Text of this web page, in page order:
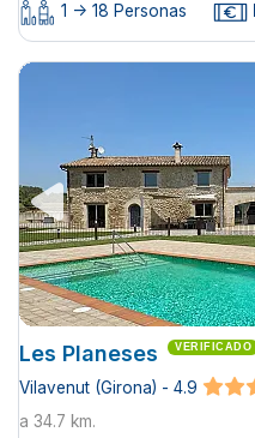
1 -> 18 Personas
Les Planeses VERIFICADO
Vilavenut (Girona) - 4.9
a 34.7 km.